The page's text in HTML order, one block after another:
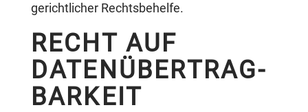
gerichtlicher Rechtsbehelfe.
RECHT AUF
DATEN­ÜBERTRAG­
BARKEIT